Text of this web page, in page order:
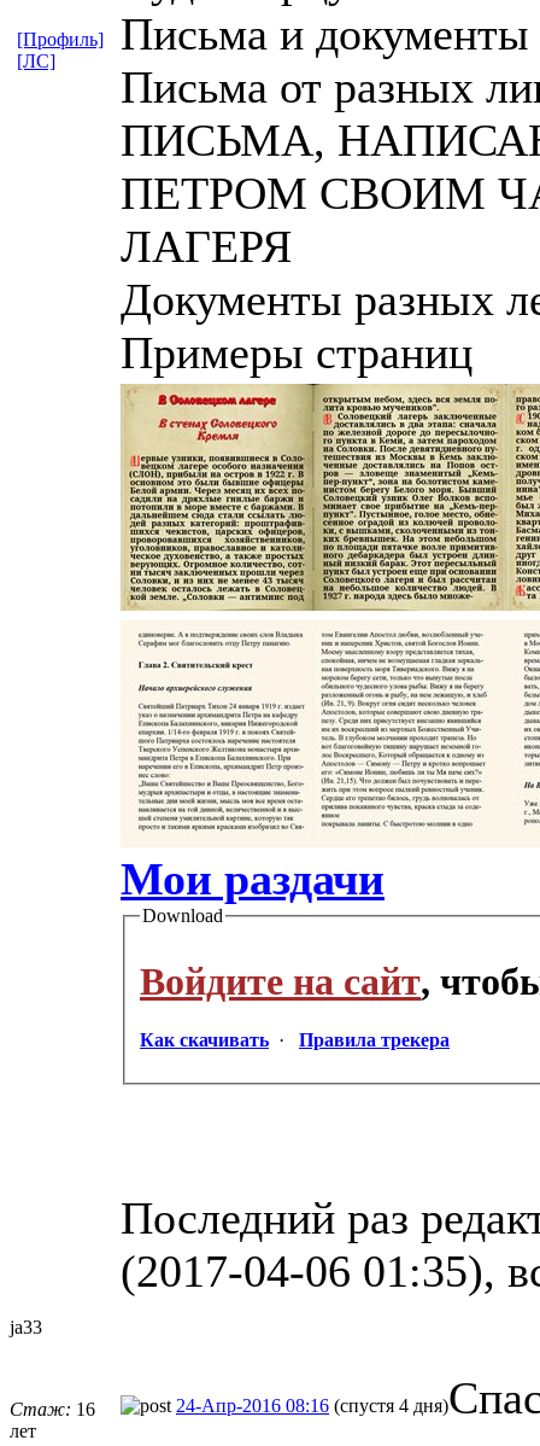
Письма и документы
Письма от разных
ПИСЬМА,
ПЕТРОМ СВОИМ
ЛАГЕРЯ
Документы разных
Примеры страниц
Мои раздачи
Download
Войдите на сайт,
Как скачивать · Правила трекера
Последний раз
(2017-04-06 01:35),
[Профиль]
[ЛС]
ja33
Стаж: 16
лет
24-Апр-2016 08:16 (спустя 4 дня)